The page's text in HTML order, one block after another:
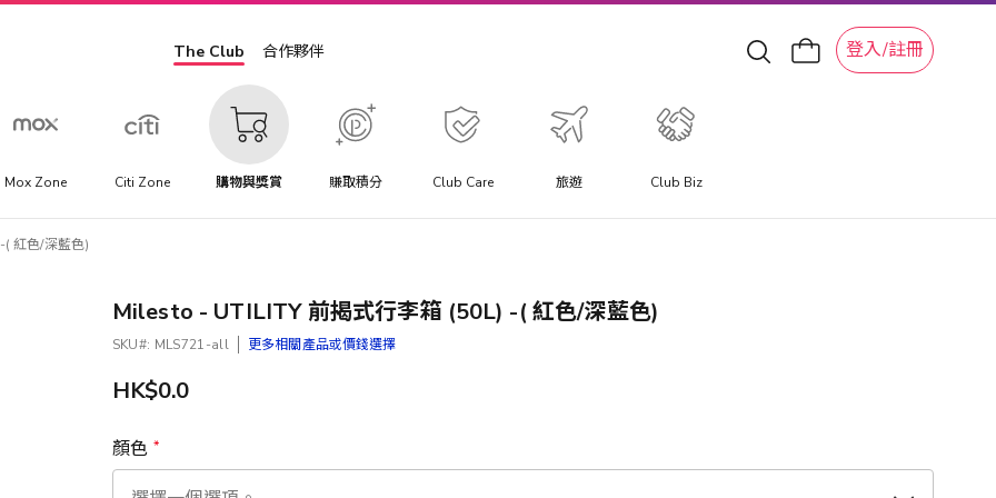
The Club 合作夥伴 登入/註冊
Mox Zone Citi Zone 購物與獎賞 賺取積分 Club Care 旅遊 Club Biz
紅色/深藍色)
Milesto - UTILITY 前揭式行李箱 (50L) -( 紅色/深藍色)
SKU MLS721-all 更多相關產品或價錢選擇
HK$0.0
顏色